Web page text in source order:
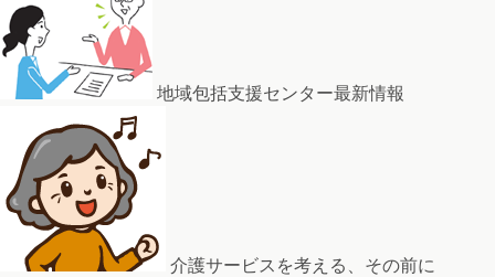
地域包括支援センター最新情報
介護サービスを考える、その前に